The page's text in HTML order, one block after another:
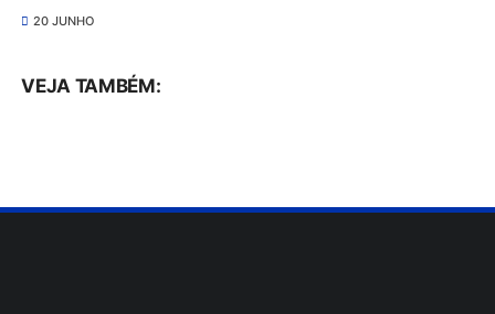
20 JUNHO
VEJA TAMBÉM: